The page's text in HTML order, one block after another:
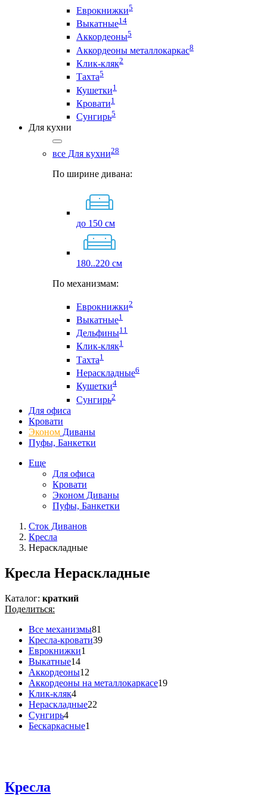
Еврокнижки5
Выкатные14
Аккордеоны5
Аккордеоны металлокаркас8
Клик-кляк2
Тахта5
Кушетки1
Кровати1
Сунгирь5
Для кухни
все Для кухни28
По ширине дивана:
до 150 см
180..220 см
По механизмам:
Еврокнижки2
Выкатные1
Дельфины11
Клик-кляк1
Тахта1
Нераскладные6
Кушетки4
Сунгирь2
Для офиса
Кровати
Эконом Диваны
Пуфы, Банкетки
Еще
Для офиса
Кровати
Эконом Диваны
Пуфы, Банкетки
Сток Диванов
Кресла
Нераскладные
Кресла Нераскладные
Каталог: краткий
Поделиться:
Все механизмы81
Кресла-кровати39
Еврокнижки1
Выкатные14
Аккордеоны12
Аккордеоны на металлокаркасе19
Клик-кляк4
Нераскладные22
Сунгирь4
Бескаркасные1
Кресла